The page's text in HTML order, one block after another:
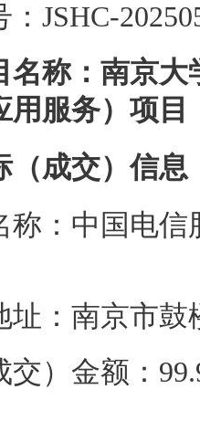
JSHC-
名称：南京大
用服务）项目
（成交）信息
称：中国电
址：南京市鼓
交）金额：